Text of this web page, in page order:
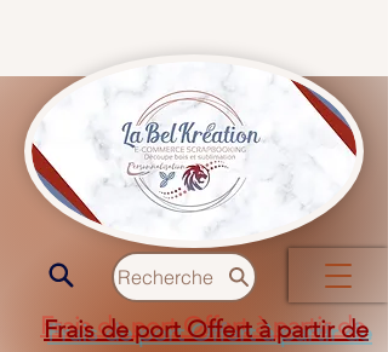
Recherche
Frais de port Offert à partir de